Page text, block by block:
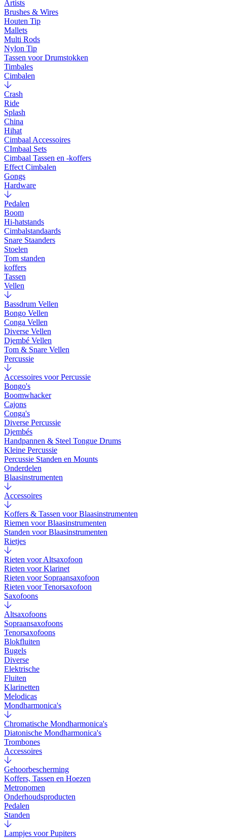
Artists
Brushes & Wires
Houten Tip
Mallets
Multi Rods
Nylon Tip
Tassen voor Drumstokken
Timbales
Cimbalen
Crash
Ride
Splash
China
Hihat
Cimbaal Accessoires
CImbaal Sets
Cimbaal Tassen en -koffers
Effect Cimbalen
Gongs
Hardware
Pedalen
Boom
Hi-hatstands
Cimbalstandaards
Snare Staanders
Stoelen
Tom standen
koffers
Tassen
Vellen
Bassdrum Vellen
Bongo Vellen
Conga Vellen
Diverse Vellen
Djembé Vellen
Tom & Snare Vellen
Percussie
Accessoires voor Percussie
Bongo's
Boomwhacker
Cajons
Conga's
Diverse Percussie
Djembés
Handpannen & Steel Tongue Drums
Kleine Percussie
Percussie Standen en Mounts
Onderdelen
Blaasinstrumenten
Accessoires
Koffers & Tassen voor Blaasinstrumenten
Riemen voor Blaasinstrumenten
Standen voor Blaasinstrumenten
Rietjes
Rieten voor Altsaxofoon
Rieten voor Klarinet
Rieten voor Sopraansaxofoon
Rieten voor Tenorsaxofoon
Saxofoons
Altsaxofoons
Sopraansaxofoons
Tenorsaxofoons
Blokfluiten
Bugels
Diverse
Elektrische
Fluiten
Klarinetten
Melodicas
Mondharmonica's
Chromatische Mondharmonica's
Diatonische Mondharmonica's
Trombones
Accessoires
Gehoorbescherming
Koffers, Tassen en Hoezen
Metronomen
Onderhoudsproducten
Pedalen
Standen
Lampjes voor Pupiters